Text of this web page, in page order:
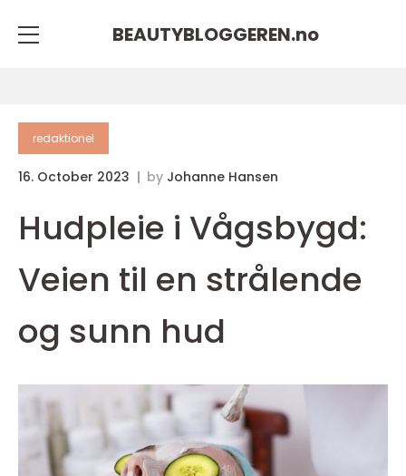
BEAUTYBLOGGEREN.no
redaktionel
16. October 2023 by Johanne Hansen
Hudpleie i Vågsbygd:
Veien til en strålende
og sunn hud